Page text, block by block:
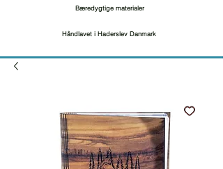
Bæredygtige materialer
Håndlavet i Haderslev Danmark